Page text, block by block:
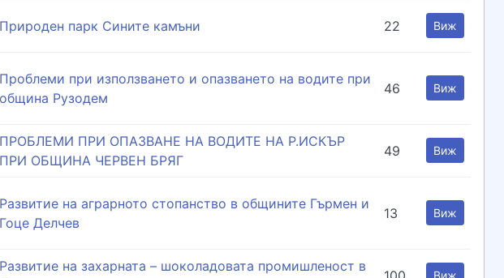
Природен парк Сините камъни 22 Виж
Проблеми при използването и опазването на водите при
община Рузодем
46 Виж
ПРОБЛЕМИ ПРИ ОПАЗВАНЕ НА ВОДИТЕ НА Р.ИСКЪР
ПРИ ОБЩИНА ЧЕРВЕН БРЯГ
49 Виж
Развитие на аграрното стопанство в общините Гърмен и
Гоце Делчев
13 Виж
Развитие на захарната – шоколадовата промишленост в
Виж